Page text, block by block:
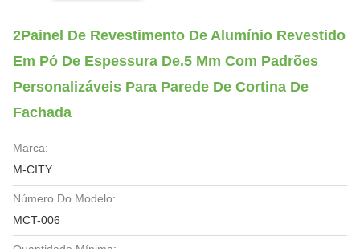
2Painel De Revestimento De Alumínio Revestido
Em Pó De Espessura De.5 Mm Com Padrões
Personalizáveis Para Parede De Cortina De
Fachada
Marca:
M-CITY
Número Do Modelo:
MCT-006